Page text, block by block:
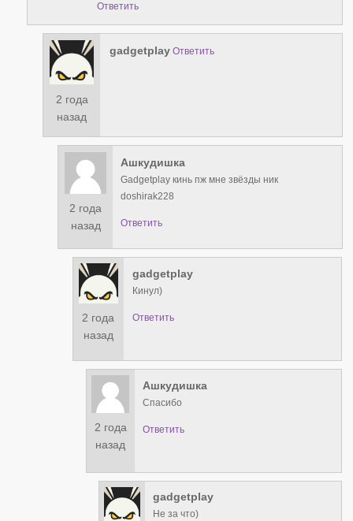
Ответить
2 года
назад
gadgetplay Ответить
2 года
назад
Ашкудишка
Gadgetplay кинь пж мне звёзды ник
doshirak228
Ответить
2 года
назад
gadgetplay
Кинул)
Ответить
2 года
назад
Ашкудишка
Спасибо
Ответить
gadgetplay
Не за что)